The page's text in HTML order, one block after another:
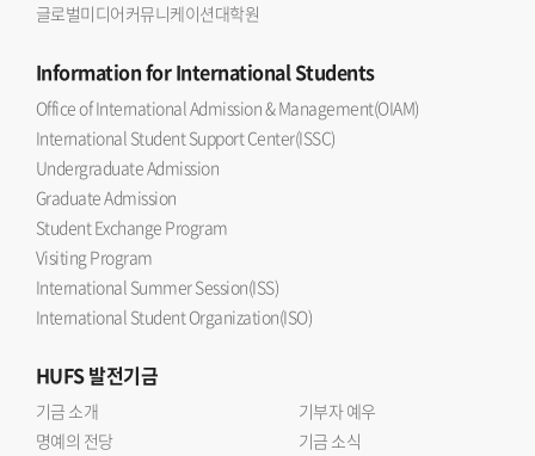
글로벌미디어커뮤니케이션대학원
Informationfor International Students
Office of International Admission & Management(OIAM)
International Student Support Center(ISSC)
Undergraduate Admission
Graduate Admission
Student Exchange Program
Visiting Program
International Summer Session(ISS)
International Student Organization(ISO)
HUFS발전기금
기금 소개
기부자 예우
명예의 전당
기금 소식